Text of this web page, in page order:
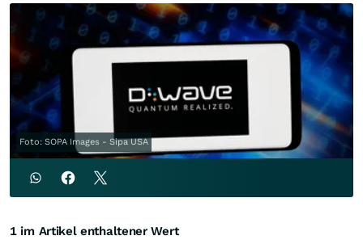
Foto: SOPA Images - Sipa USA
1 im Artikel enthaltener Wert